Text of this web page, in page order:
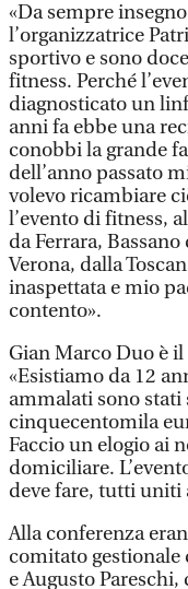
«Da sempre
l’organizzatrice
sportivo e sono
fitness. Perché
diagnosticato un
anni fa ebbe una
conobbi la grande
dell’anno passato
volevo ricambiare
l’evento di fitness,
da Ferrara,
Verona, dalla
inaspettata e mio
contento».
Gian Marco Duo è
«Esistiamo da 12
ammalati sono
cinquecentomila
Faccio un elogio ai
domiciliare.
deve fare, tutti uniti
Alla conferenza
comitato gestionale
e Augusto